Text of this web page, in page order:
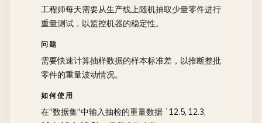
工程师每天需要从生产线上随机抽取少量零件进行
重量测试，以监控机器的稳定性。
问题
需要快速计算抽样数据的样本标准差，以推断整批
零件的重量波动情况。
如何使用
在“数据集”中输入抽检的重量数据 `12.5, 12.3,